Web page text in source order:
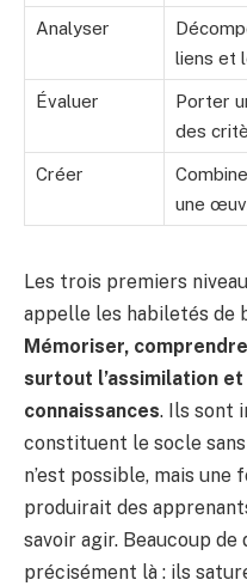
Analyser
liens et
Évaluer
Porter
des
Créer
une
Les trois premiers
appelle les habiletés de
Mémoriser,
surtout l’assimilation
connaissances. Ils sont
constituent le socle
n’est possible, mais
produirait des
savoir agir. Beaucoup
précisément là : ils